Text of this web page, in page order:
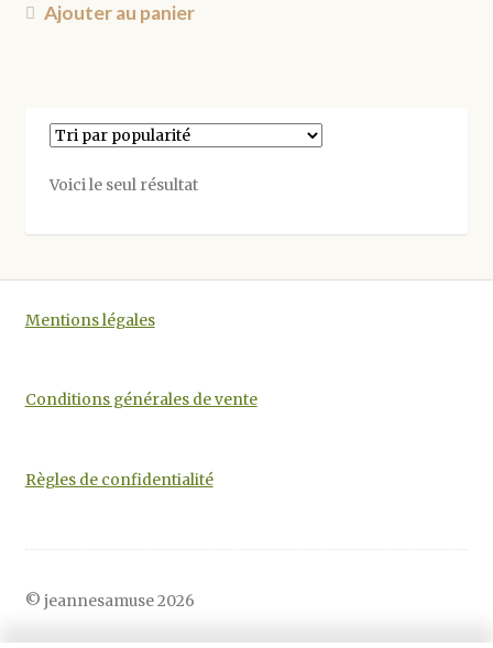
Ajouter au panier
Voici le seul résultat
Mentions légales
Conditions générales de vente
Règles de confidentialité
© jeannesamuse 2026